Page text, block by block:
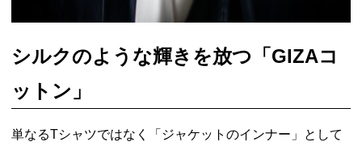
シルクのような輝きを放つ「GIZAコ
ットン」
単なるTシャツではなく「ジャケットのインナー」として